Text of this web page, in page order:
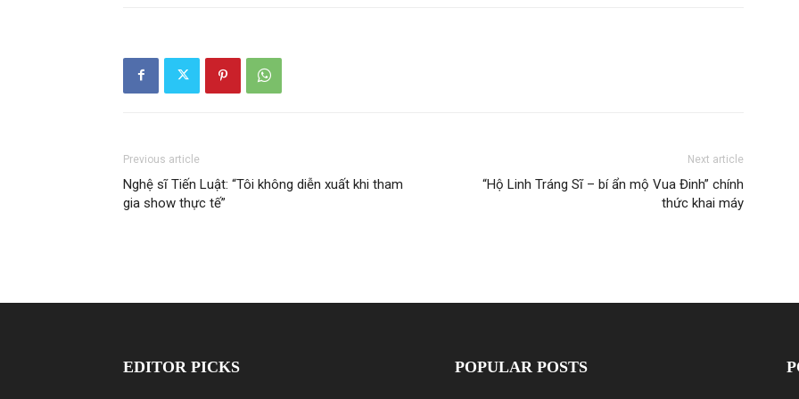
Previous article
Nghệ sĩ Tiến Luật: “Tôi không diễn xuất khi tham
gia show thực tế”
Next article
“Hộ Linh Tráng Sĩ – bí ẩn mộ Vua Đinh” chính
thức khai máy
EDITOR PICKS POPULAR POSTS